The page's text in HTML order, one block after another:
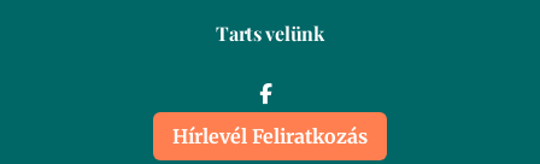
Tarts velünk
Hírlevél Feliratkozás